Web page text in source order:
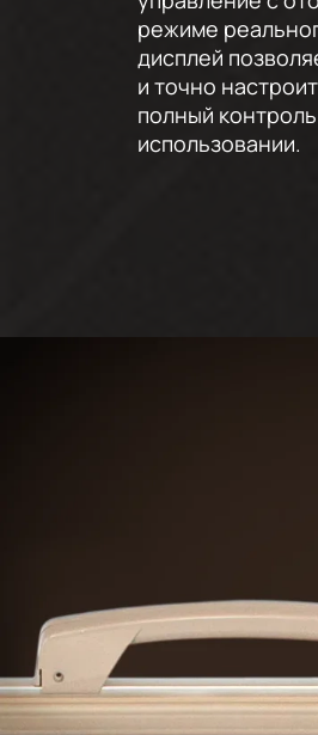
режиме
дисплей
и точно
полный
использовании.